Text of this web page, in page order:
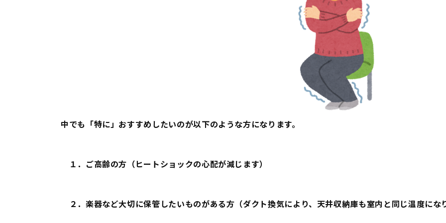
中でも 「特に」 おすすめしたいのが以下のような方になります。
１．ご高齢の方 （ヒートショックの心配が減じます）
２．楽器など大切に保管したいものがある方 （ダクト換気により、天井収納庫も室内と同じ温度にな